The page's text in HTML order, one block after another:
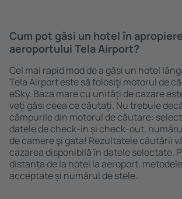
Cum pot găsi un hotel în
aeroportului Tela Airport?
Cel mai rapid mod de a găsi un hotel
Tela Airport este să folosiţi motorul de
eSky. Baza mare cu unități de cazare
veți găsi ceea ce căutați. Nu trebuie
câmpurile din motorul de căutare:
datele de check-in și check-out,
de camere şi gata! Rezultatele căutării
cazarea disponibilă în datele selectate.
distanța de la hotel la aeroport,
acceptate și numărul de stele.